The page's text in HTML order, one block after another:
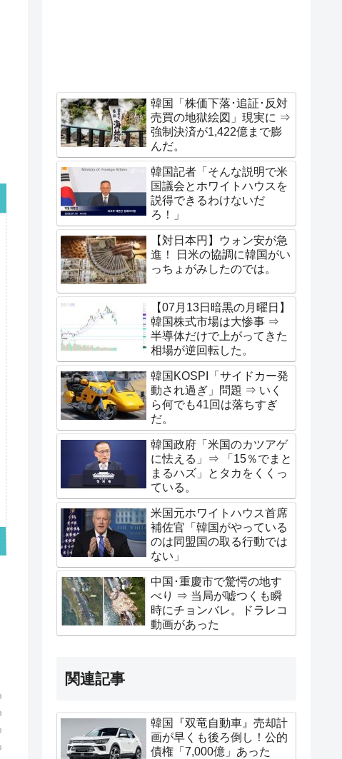
韓国「株価下落･追証･反対
売買の地獄絵図」現実に ⇒
強制決済が1,422億まで膨
んだ。
韓国記者「そんな説明で米
国議会とホワイトハウスを
説得できるわけないだ
ろ！」
【対日本円】ウォン安が急
進！ 日米の協調に韓国がい
っちょがみしたのでは。
【07月13日暗黒の月曜日】
韓国株式市場は大惨事 ⇒
半導体だけで上がってきた
相場が逆回転した。
韓国KOSPI「サイドカー発
動され過ぎ」問題 ⇒ いく
ら何でも41回は落ちすぎ
だ。
韓国政府「米国のカツアゲ
に怯える」⇒ 「15％でまと
まるハズ」とタカをくくっ
ている。
米国元ホワイトハウス首席
補佐官「韓国がやっている
のは同盟国の取る行動では
ない」
中国･重慶市で驚愕の地す
べり ⇒ 当局が嘘つくも瞬
時にチョンバレ。ドラレコ
動画があった
関連記事
韓国『双竜自動車』売却計
画が早くも後ろ倒し！公的
債権「7,000億」あった